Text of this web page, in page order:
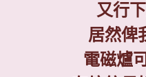
又行
居然俾
電磁爐